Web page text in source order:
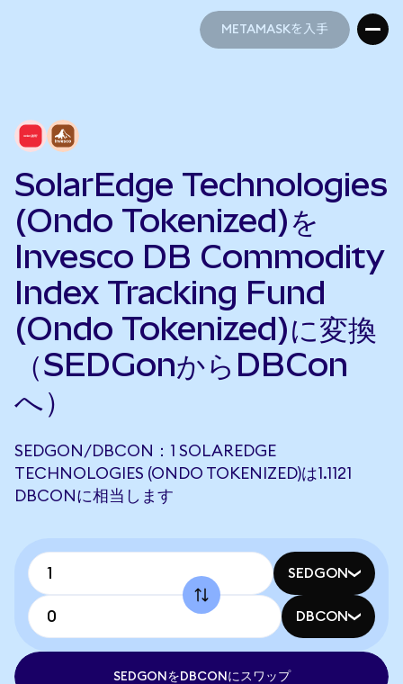
METAMASKを入手
SolarEdge Technologies
(Ondo Tokenized)を
Invesco DB Commodity
Index Tracking Fund
(Ondo Tokenized)に変換
（SEDGonからDBCon
へ）
SEDGON/DBCON：1 SOLAREDGE
TECHNOLOGIES (ONDO TOKENIZED)は1.1121
DBCONに相当します
SEDGON
DBCON
SEDGONをDBCONにスワップ